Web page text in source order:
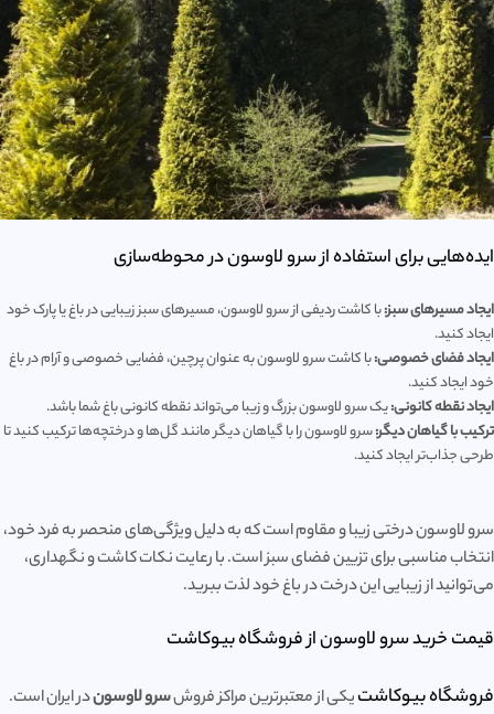
ایده‌هایی برای استفاده از سرو لاوسون در محوطه‌سازی
ایجاد مسیرهای سبز:با کاشت ردیفی از سرو لاوسون، مسیرهای سبز زیبایی در باغ یا پارک خود
ایجاد کنید.
ایجاد فضای خصوصی:با کاشت سرو لاوسون به عنوان پرچین، فضایی خصوصی و آرام در باغ
خود ایجاد کنید.
ایجاد نقطه کانونی:یک سرو لاوسون بزرگ و زیبا می‌تواند نقطه کانونی باغ شما باشد.
ترکیب با گیاهان دیگر:سرو لاوسون را با گیاهان دیگر مانند گل‌ها و درختچه‌ها ترکیب کنید تا
طرحی جذاب‌تر ایجاد کنید.
سرو لاوسون درختی زیبا و مقاوم است که به دلیل ویژگی‌های منحصر به فرد خود،
انتخاب مناسبی برای تزیین فضای سبز است. با رعایت نکات کاشت و نگهداری،
می‌توانید از زیبایی این درخت در باغ خود لذت ببرید.
قیمت خرید سرو لاوسون از فروشگاه بیوکاشت
فروشگاه بیوکاشتیکی از معتبرترین مراکز فروشسرو لاوسوندر ایران است.